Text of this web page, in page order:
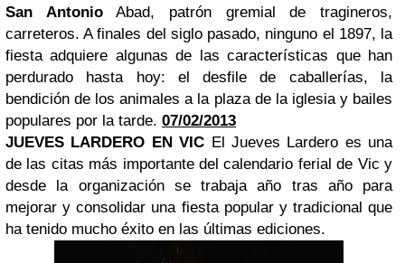
San AntonioAbad, patrón gremial de tragineros,
carreteros. A finales del siglo pasado, ninguno el 1897, la
fiesta adquiere algunas de las características que han
perdurado hasta hoy: el desfile de caballerías, la
bendición de los animales a la plaza de la iglesia y bailes
populares por la tarde. 07/02/2013
JUEVES LARDERO EN VIC El Jueves Lardero es una
de las citas más importante del calendario ferial de Vic y
desde la organización se trabaja año tras año para
mejorar y consolidar una fiesta popular y tradicional que
ha tenido mucho éxito en las últimas ediciones.